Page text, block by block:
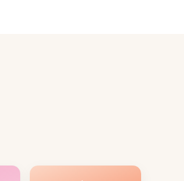
la
de
professionnel, et
gustative et